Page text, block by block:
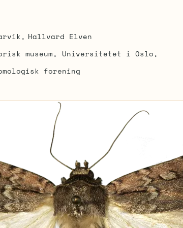
Hallvard Elven
museum, Universitetet i Oslo
forening